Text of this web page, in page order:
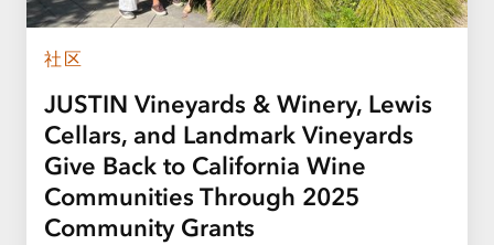
社区
JUSTIN Vineyards & Winery, Lewis
Cellars, and Landmark Vineyards
Give Back to California Wine
Communities Through 2025
Community Grants